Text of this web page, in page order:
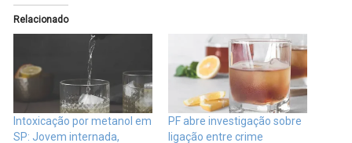
Relacionado
Intoxicação por metanol em
SP: Jovem internada,
PF abre investigação sobre
ligação entre crime